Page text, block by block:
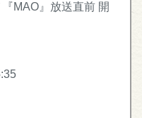
MAO』放送直前 開